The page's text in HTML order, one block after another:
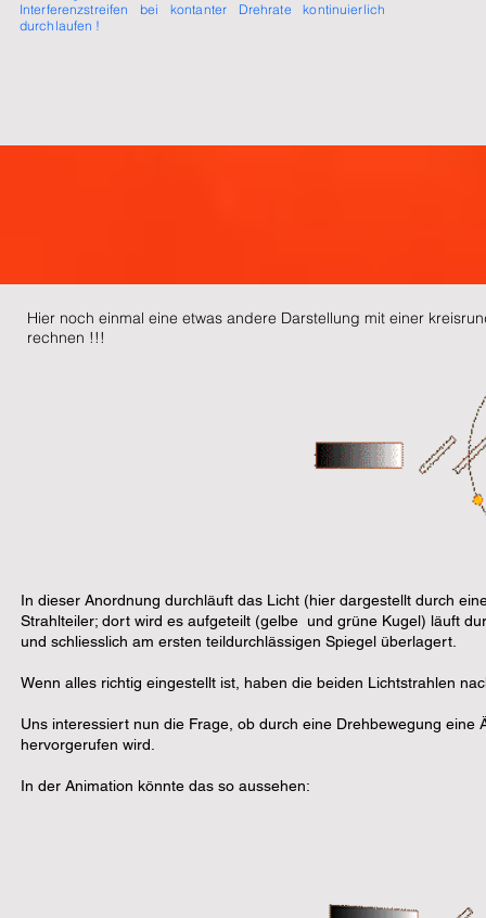
Interferenzstreifen bei kontanter Drehrate kontinuierlich
durchlaufen !
Hier noch einmal eine etwas andere Darstellung mit einer
rechnen !!!
In dieser Anordnung durchläuft das Licht (hier dargestellt durch
Strahlteiler; dort wird es aufgeteilt (gelbe und grüne Kugel) läuft
und schliesslich am ersten teildurchlässigen Spiegel überlagert.
Wenn alles richtig eingestellt ist, haben die beiden Lichtstrahlen
Uns interessiert nun die Frage, ob durch eine Drehbewegung
hervorgerufen wird.
In der Animation könnte das so aussehen: